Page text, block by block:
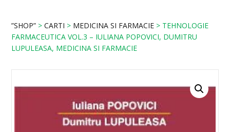
”SHOP” >CARTI > MEDICINA SI FARMACIE > TEHNOLOGIE
FARMACEUTICA VOL.3 – IULIANA POPOVICI, DUMITRU
LUPULEASA, MEDICINA SI FARMACIE